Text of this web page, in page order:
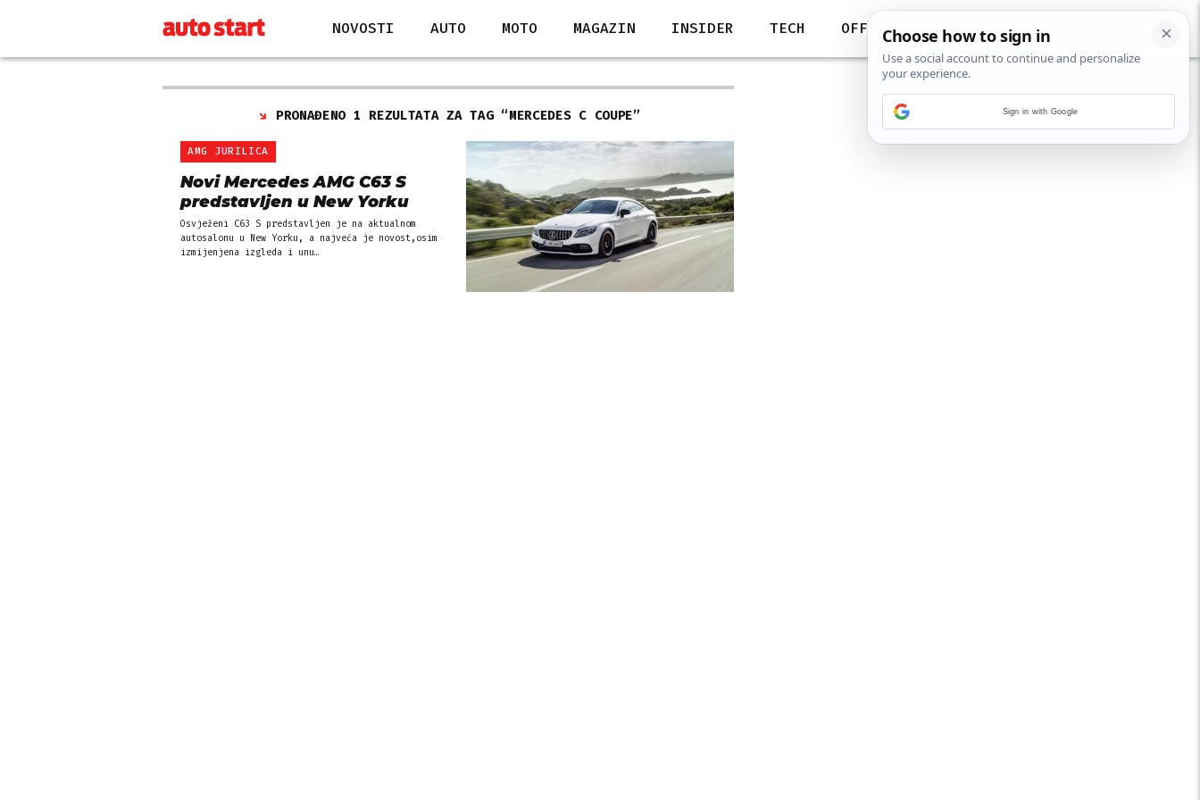
NOVOSTI AUTO MOTO MAGAZIN INSIDER TECH OFF
PRONAĐENO 1 REZULTATA ZA TAG “MERCEDES C COUPE”
AMG JURILICA
Novi Mercedes AMG C63 S
predstavljen u New Yorku
Osvježeni C63 S predstavljen je na aktualnom
autosalonu u New Yorku, a najveća je novost,osim
izmijenjena izgleda i unu…
Sign in with Google